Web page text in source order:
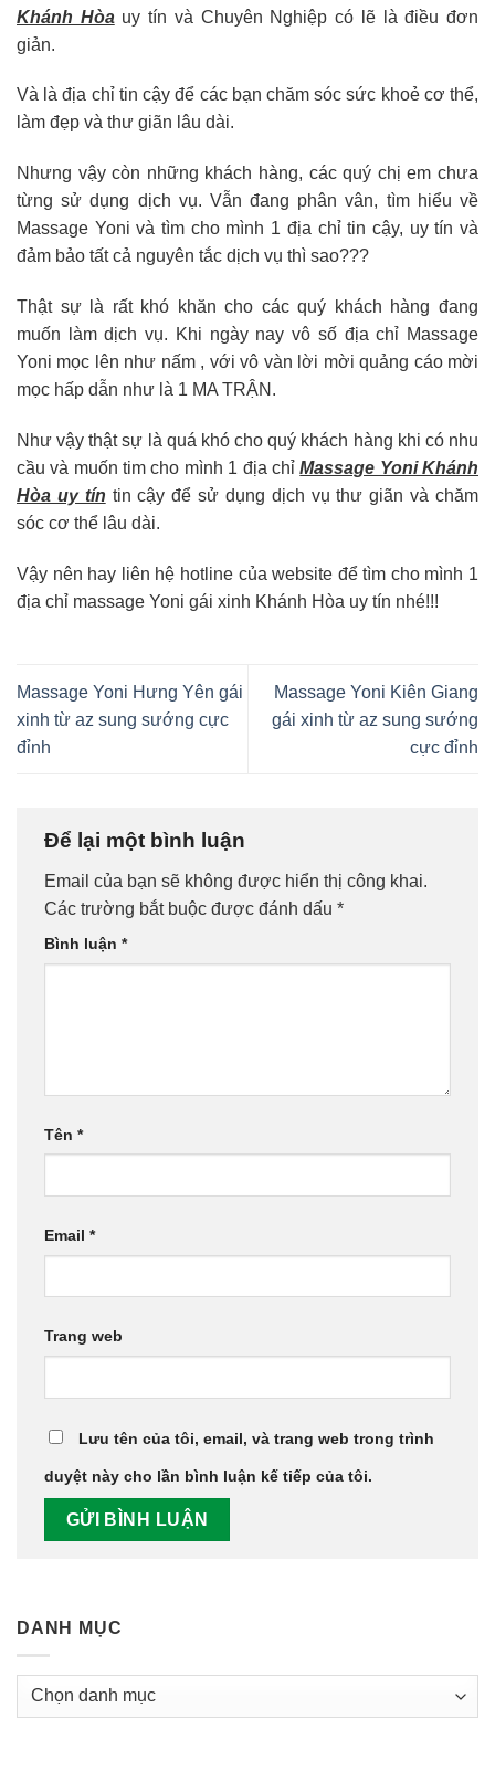
Khánh Hòauy tín và Chuyên Nghiệp có lẽ là điều đơn
giản.
Và là địa chỉ tin cậy để các bạn chăm sóc sức khoẻ cơ thể,
làm đẹp và thư giãn lâu dài.
Nhưng vậy còn những khách hàng, các quý chị em chưa
từng sử dụng dịch vụ. Vẫn đang phân vân, tìm hiểu về
Massage Yoni và tìm cho mình 1 địa chỉ tin cậy, uy tín và
đảm bảo tất cả nguyên tắc dịch vụ thì sao???
Thật sự là rất khó khăn cho các quý khách hàng đang
muốn làm dịch vụ. Khi ngày nay vô số địa chỉ Massage
Yoni mọc lên như nấm , với vô vàn lời mời quảng cáo mời
mọc hấp dẫn như là 1 MA TRẬN.
Như vậy thật sự là quá khó cho quý khách hàng khi có nhu
cầu và muốn tim cho mình 1 địa chỉMassage Yoni Khánh
Hòa uy tín tin cậy để sử dụng dịch vụ thư giãn và chăm
sóc cơ thể lâu dài.
Vậy nên hay liên hệ hotline của website để tìm cho mình 1
địa chỉ massage Yoni gái xinh Khánh Hòa uy tín nhé!!!
Massage Yoni Hưng Yên gái
xinh từ az sung sướng cực
đỉnh
Massage Yoni Kiên Giang
gái xinh từ az sung sướng
cực đỉnh
Để lại một bình luận
Email của bạn sẽ không được hiển thị công khai.
Các trường bắt buộc được đánh dấu *
Bình luận *
Tên *
Email *
Trang web
Lưu tên của tôi, email, và trang web trong trình
duyệt này cho lần bình luận kế tiếp của tôi.
DANH MỤC
Danh